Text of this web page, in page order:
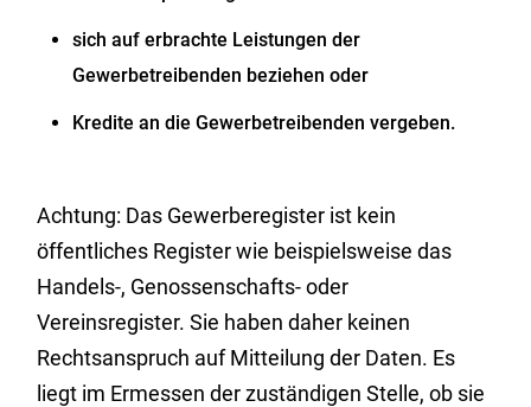
sich auf erbrachte Leistungen der
Gewerbetreibenden beziehen oder
Kredite an die Gewerbetreibenden vergeben.
Achtung: Das Gewerberegister ist kein
öffentliches Register wie beispielsweise das
Handels-, Genossenschafts- oder
Vereinsregister. Sie haben daher keinen
Rechtsanspruch auf Mitteilung der Daten. Es
liegt im Ermessen der zuständigen Stelle, ob sie